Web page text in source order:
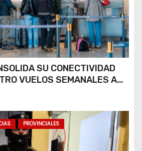
SU CONECTIVIDAD
VUELOS SEMANALES A
PROVINCIALES